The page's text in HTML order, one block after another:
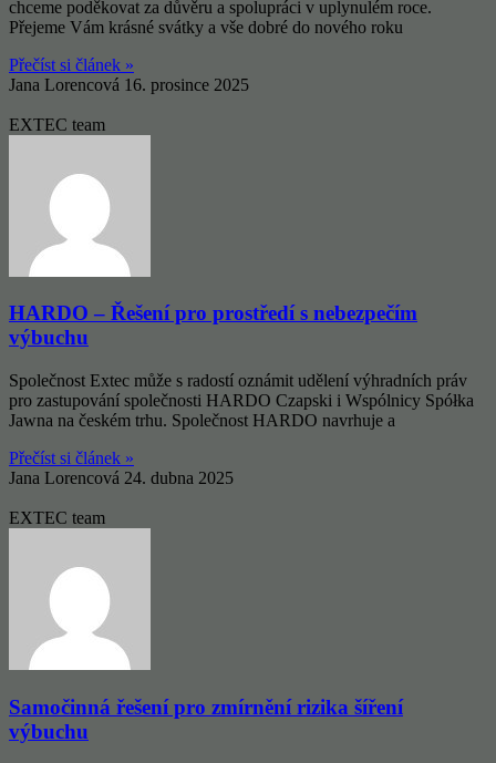
chceme poděkovat za důvěru a spolupráci v uplynulém roce.
Přejeme Vám krásné svátky a vše dobré do nového roku
Přečíst si článek »
Jana Lorencová 16. prosince 2025
EXTEC team
HARDO – Řešení pro prostředí s nebezpečím
výbuchu
Společnost Extec může s radostí oznámit udělení výhradních práv
pro zastupování společnosti HARDO Czapski i Wspólnicy Spółka
Jawna na českém trhu. Společnost HARDO navrhuje a
Přečíst si článek »
Jana Lorencová 24. dubna 2025
EXTEC team
Samočinná řešení pro zmírnění rizika šíření
výbuchu